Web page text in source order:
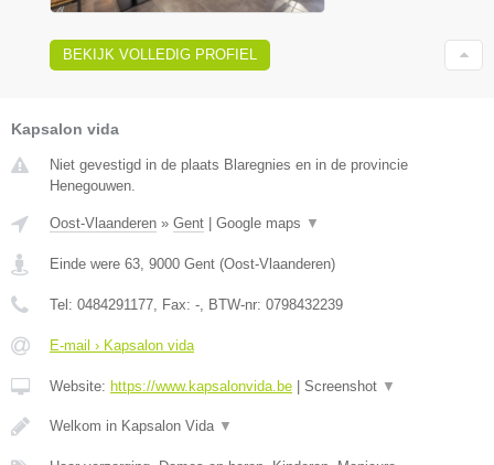
BEKIJK VOLLEDIG PROFIEL
Kapsalon vida
Niet gevestigd in de plaats Blaregnies en in de provincie
Henegouwen.
Oost-Vlaanderen » Gent Google maps ▼
Einde were 63, 9000 Gent (Oost-Vlaanderen)
Tel: 0484291177, Fax: -, BTW-nr: 0798432239
E-mail › Kapsalon vida
Website: https://www.kapsalonvida.be Screenshot ▼
Welkom in Kapsalon Vida ▼